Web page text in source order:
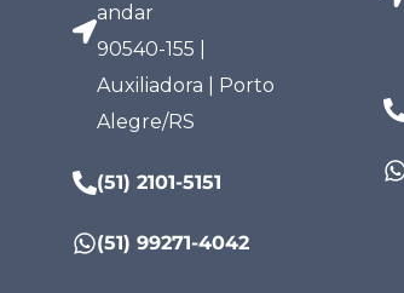
andar
90540-155 |
Auxiliadora | Porto
Alegre/RS
(51) 2101-5151
(51) 99271-4042